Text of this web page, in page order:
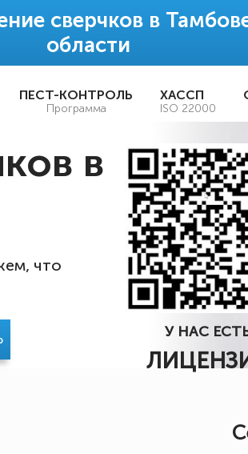
сверчков в
области
ПЕСТ-КОНТРОЛЬ
Программа
ХАССП
ISO 22000
в
что
У НАС